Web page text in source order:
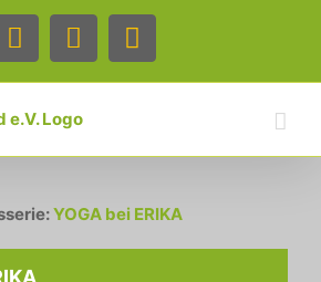
FacebookInstagram
Telefon
YOGA bei ERIKA